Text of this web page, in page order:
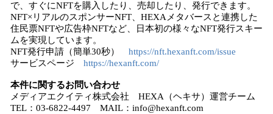
で、すぐにNFTを購入したり、売却したり、発行できます。
NFT×リアルのスポンサーNFT、HEXAメタバースと連携した
住民票NFTや広告枠NFTなど、日本初の様々なNFT発行スキー
ムを実現しています。
NFT発行申請（簡単30秒） https://nft.hexanft.com/issue
サービスページ https://hexanft.com/
本件に関するお問い合わせ
メディアエクイティ株式会社 HEXA（ヘキサ）運営チーム
TEL：03-6822-4497 MAIL：info@hexanft.com